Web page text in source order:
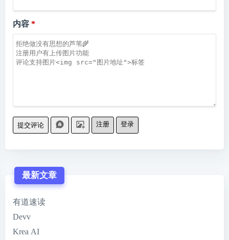
内容
提交评论 注册 登录
最新文章
有道速读
Devv
Krea AI